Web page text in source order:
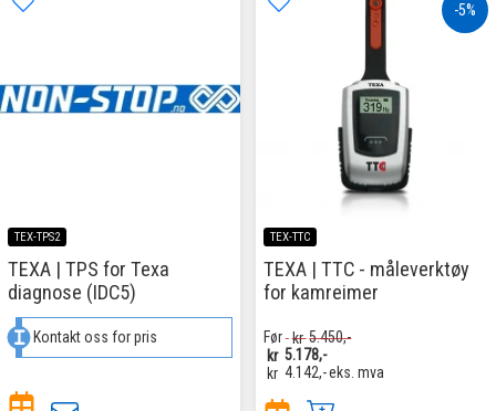
TEX-TPS2
TEXA | TPS for Texa
diagnose (IDC5)
Kontakt oss for pris
-5%
TEX-TTC
TEXA | TTC - måleverktøy
for kamreimer
Før kr5.450,-
kr 5.178,-
kr 4.142,-eks. mva